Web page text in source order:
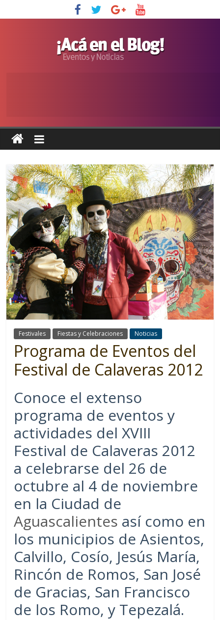
Festivales Fiestas y Celebraciones Noticias
Programa de Eventos del
Festival de Calaveras 2012
Conoce el extenso
programa de eventos y
actividades del XVIII
Festival de Calaveras 2012
a celebrarse del 26 de
octubre al 4 de noviembre
en la Ciudad de
Aguascalientes así como en
los municipios de Asientos,
Calvillo, Cosío, Jesús María,
Rincón de Romos, San José
de Gracias, San Francisco
de los Romo, y Tepezalá.